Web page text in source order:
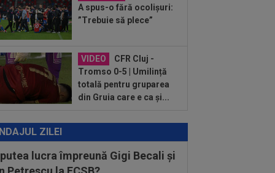
Barcelona, 180 de milioane de
pentru Rodri!
A spus-o fără ocolișuri:
”Trebuie să plece”
VIDEO
CFR Cluj -
Tromso 0-5 | Umilință
totală pentru gruparea
din Gruia care e ca și...
ZILEI
lucra împreună Gigi Becali și